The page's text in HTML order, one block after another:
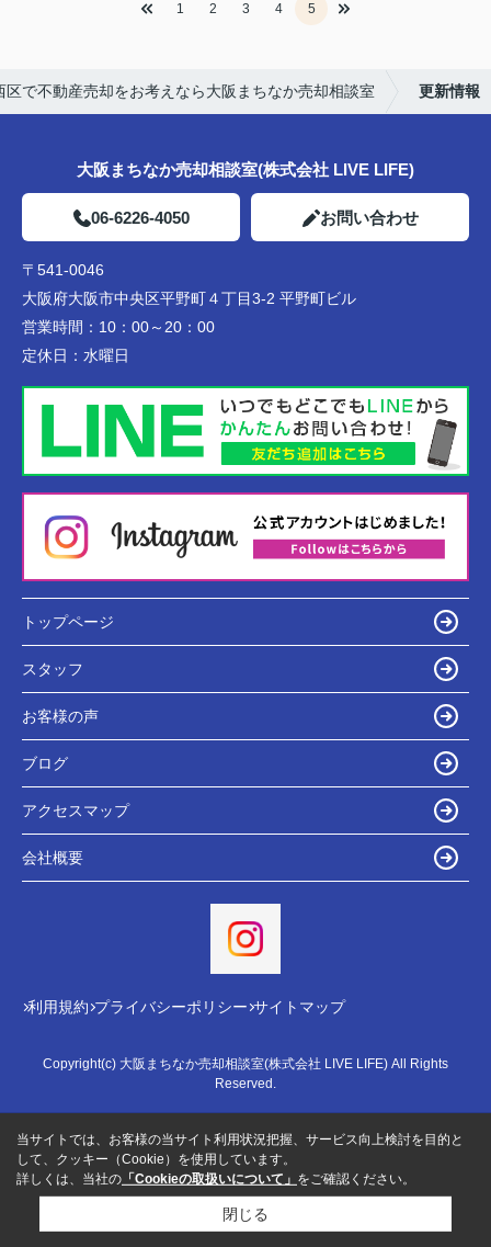
1 2 3 4 5
区で不動産売却をお考えなら大阪まちなか売却相談室 更新情報
大阪まちなか売却相談室(株式会社 LIVE LIFE)
06-6226-4050 お問い合わせ
〒541-0046
大阪府大阪市中央区平野町４丁目3-2 平野町ビル
営業時間： 10：00～20：00
定休日： 水曜日
トップページ
スタッフ
お客様の声
ブログ
アクセスマップ
会社概要
利用規約 プライバシーポリシー サイトマップ
Copyright(c) 大阪まちなか売却相談室(株式会社 LIVE LIFE) All Rights
Reserved.
当サイトでは、お客様の当サイト利用状況把握、サービス向上検討を目的と
して、クッキー（Cookie）を使用しています。
詳しくは、当社の 「Cookieの取扱いについて」 をご確認ください。
閉じる